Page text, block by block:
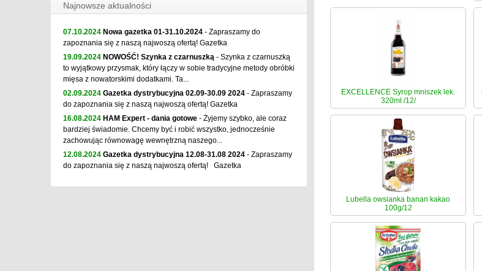
Najnowsze aktualności
07.10.2024 Nowa gazetka 01-31.10.2024 - Zapraszamy do
zapoznania się z naszą najwoszą ofertą! Gazetka
19.09.2024 NOWOŚĆ! Szynka z czarnuszką - Szynka z czarnuszką
to wyjątkowy przysmak, który łączy w sobie tradycyjne metody obróbki
mięsa z nowatorskimi dodatkami. Ta...
02.09.2024 Gazetka dystrybucyjna 02.09-30.09 2024 - Zapraszamy
do zapoznania się z naszą najwoszą ofertą! Gazetka
16.08.2024 HAM Expert - dania gotowe - Żyjemy szybko, ale coraz
bardziej świadomie. Chcemy być i robić wszystko, jednocześnie
zachowując równowagę wewnętrzną naszego...
12.08.2024 Gazetka dystrybucyjna 12.08-31.08 2024 - Zapraszamy
do zapoznania się z naszą najwoszą ofertą! Gazetka
EXCELLENCE Syrop mniszek lek.
320ml /12/
Lubella owsianka banan kakao
100g/12